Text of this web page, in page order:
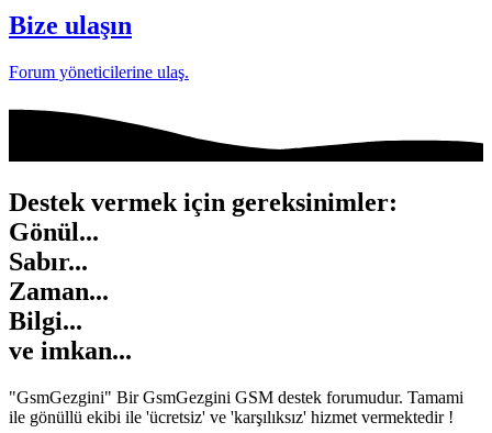
Bize ulaşın
Forum yöneticilerine ulaş.
Destek vermek için gereksinimler:
Gönül...
Sabır...
Zaman...
Bilgi...
ve imkan...
"GsmGezgini" Bir GsmGezgini GSM destek forumudur. Tamami
ile gönüllü ekibi ile 'ücretsiz' ve 'karşılıksız' hizmet vermektedir !